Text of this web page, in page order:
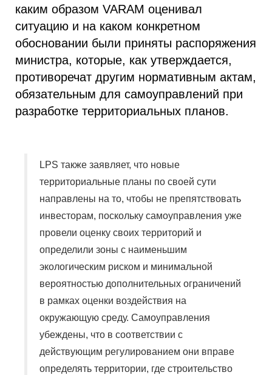
каким образом VARAM оценивал
ситуацию и на каком конкретном
обосновании были приняты распоряжения
министра, которые, как утверждается,
противоречат другим нормативным актам,
обязательным для самоуправлений при
разработке территориальных планов.
LPS также заявляет, что новые
территориальные планы по своей сути
направлены на то, чтобы не препятствовать
инвесторам, поскольку самоуправления уже
провели оценку своих территорий и
определили зоны с наименьшим
экологическим риском и минимальной
вероятностью дополнительных ограничений
в рамках оценки воздействия на
окружающую среду. Самоуправления
убеждены, что в соответствии с
действующим регулированием они вправе
определять территории, где строительство